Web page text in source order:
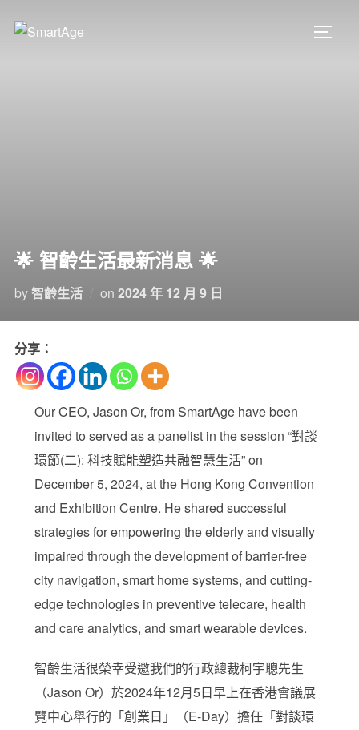
🌟 智齡生活最新消息 🌟
by智齡生活 on 2024 年 12 月 9 日
分享：
Our CEO, Jason Or, from SmartAge have been
invited to served as a panelist in the session “對談
環節(二): 科技賦能塑造共融智慧生活” on
December 5, 2024, at the Hong Kong Convention
and Exhibition Centre. He shared successful
strategies for empowering the elderly and visually
impaired through the development of barrier-free
city navigation, smart home systems, and cutting-
edge technologies in preventive telecare, health
and care analytics, and smart wearable devices.
智齡生活很榮幸受邀我們的行政總裁柯宇聰先生
（Jason Or）於2024年12月5日早上在香港會議展
覽中心舉行的「創業日」（E-Day）擔任「對談環